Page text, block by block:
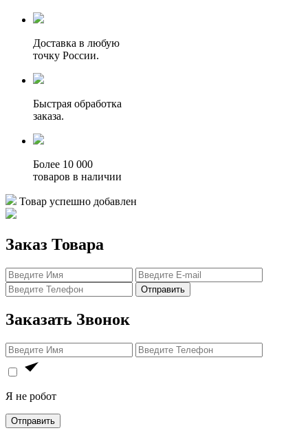
Доставка в любую
точку России.
Быстрая обработка
заказа.
Более 10 000
товаров в наличии
Товар успешно добавлен
Заказ Товара
Отправить
Заказать Звонок
Я не робот
Отправить